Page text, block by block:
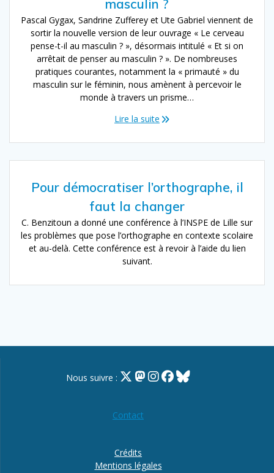
masculin ?
Pascal Gygax, Sandrine Zufferey et Ute Gabriel viennent de
sortir la nouvelle version de leur ouvrage « Le cerveau
pense-t-il au masculin ? », désormais intitulé « Et si on
arrêtait de penser au masculin ? ». De nombreuses
pratiques courantes, notamment la « primauté » du
masculin sur le féminin, nous amènent à percevoir le
monde à travers un prisme…
Lire la suite
Pour démocratiser l’orthographe, il
faut la changer
C. Benzitoun a donné une conférence à l’INSPE de Lille sur
les problèmes que pose l’orthographe en contexte scolaire
et au-delà. Cette conférence est à revoir à l’aide du lien
suivant.
Nous suivre :
Contact
Crédits
Mentions légales